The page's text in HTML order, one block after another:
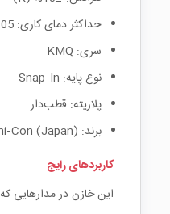
حداکثر دمای کاری: 105°C
سری: KMQ
نوع پایه: Snap‑In
پلاریته: قطب‌دار
برند: Nippon Chemi‑Con (Japan)
کاربردهای رایج
این خازن در مدارهایی که